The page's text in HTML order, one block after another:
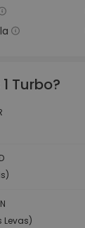
Turbo?
Levas)